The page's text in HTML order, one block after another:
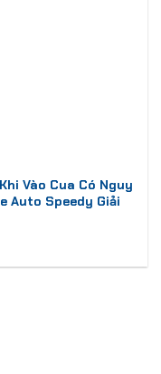
Vào Cua Có Nguy
Auto Speedy Giải